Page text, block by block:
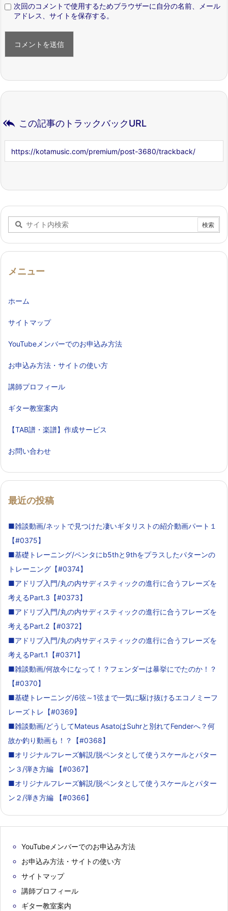
次回のコメントで使用するためブラウザーに自分の名前、メール
アドレス、サイトを保存する。
 この記事のトラックバックURL
メニュー
ホーム
サイトマップ
YouTubeメンバーでのお申込み方法
お申込み方法・サイトの使い方
講師プロフィール
ギター教室案内
【TAB譜・楽譜】作成サービス
お問い合わせ
最近の投稿
■雑談動画/ネットで見つけた凄いギタリストの紹介動画パート１
【#0375】
■基礎トレーニング/ペンタにb5thと9thをプラスしたパターンの
トレーニング【#0374】
■アドリブ入門/丸の内サディスティックの進行に合うフレーズを
考えるPart.3【#0373】
■アドリブ入門/丸の内サディスティックの進行に合うフレーズを
考えるPart.2【#0372】
■アドリブ入門/丸の内サディスティックの進行に合うフレーズを
考えるPart.1【#0371】
■雑談動画/何故今になって！？フェンダーは暴挙にでたのか！？
【#0370】
■基礎トレーニング/6弦～1弦まで一気に駆け抜けるエコノミーフ
レーズトレ【#0369】
■雑談動画/どうしてMateus AsatoはSuhrと別れてFenderへ？何
故か釣り動画も！？【#0368】
■オリジナルフレーズ解説/脱ペンタとして使うスケールとパター
ン３/弾き方編 【#0367】
■オリジナルフレーズ解説/脱ペンタとして使うスケールとパター
ン２/弾き方編 【#0366】
YouTubeメンバーでのお申込み方法
お申込み方法・サイトの使い方
サイトマップ
講師プロフィール
ギター教室案内